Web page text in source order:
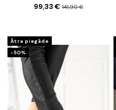
99,33 € 141,90 €
Ātra piegāde
-50%